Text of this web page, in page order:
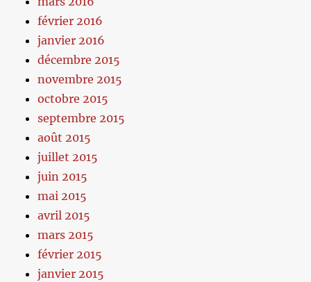
février 2016
janvier 2016
décembre 2015
novembre 2015
octobre 2015
septembre 2015
août 2015
juillet 2015
juin 2015
mai 2015
avril 2015
mars 2015
février 2015
janvier 2015